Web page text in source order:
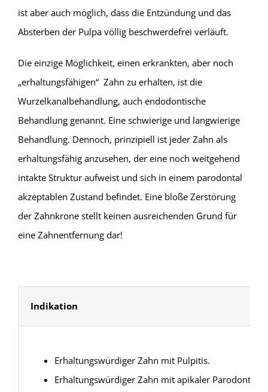
ist aber auch möglich, dass die Entzündung und das
Absterben der Pulpa völlig beschwerdefrei verläuft.
Die einzige Möglichkeit, einen erkrankten, aber noch
„erhaltungsfähigen“ Zahn zu erhalten, ist die
Wurzelkanalbehandlung, auch endodontische
Behandlung genannt. Eine schwierige und langwierige
Behandlung. Dennoch, prinzipiell ist jeder Zahn als
erhaltungsfähig anzusehen, der eine noch weitgehend
intakte Struktur aufweist und sich in einem parodontal
akzeptablen Zustand befindet. Eine bloße Zerstörung
der Zahnkrone stellt keinen ausreichenden Grund für
eine Zahnentfernung dar!
Indikation
Erhaltungswürdiger Zahn mit Pulpitis.
Erhaltungswürdiger Zahn mit apikaler Parodontitis.